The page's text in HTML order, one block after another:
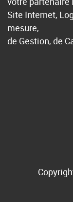
Site Internet,
mesure,
de Gestion, de